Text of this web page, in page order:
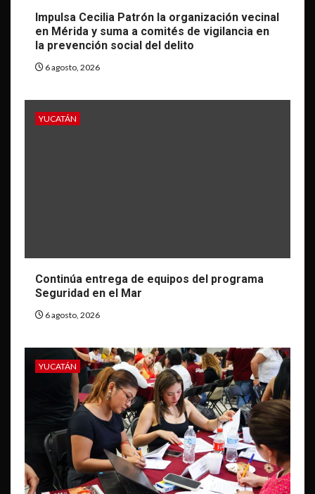
Impulsa Cecilia Patrón la organización vecinal
en Mérida y suma a comités de vigilancia en
la prevención social del delito
6 agosto, 2026
YUCATÁN
Continúa entrega de equipos del programa
Seguridad en el Mar
6 agosto, 2026
YUCATÁN